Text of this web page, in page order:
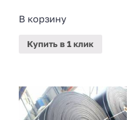
В корзину
Купить в 1 клик